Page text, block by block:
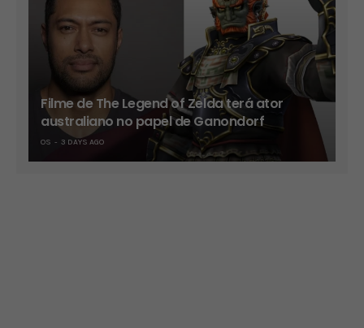
Filme de The Legend of Zelda terá ator
australiano no papel de Ganondorf
OS 3 DAYS AGO